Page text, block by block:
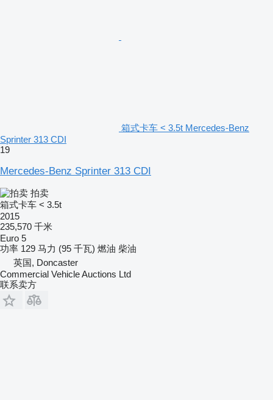
箱式卡车 < 3.5t Mercedes-Benz
Sprinter 313 CDI
19
Mercedes-Benz Sprinter 313 CDI
拍卖
箱式卡车 < 3.5t
2015
235,570 千米
Euro 5
功率 129 马力 (95 千瓦) 燃油 柴油
英国, Doncaster
Commercial Vehicle Auctions Ltd
联系卖方